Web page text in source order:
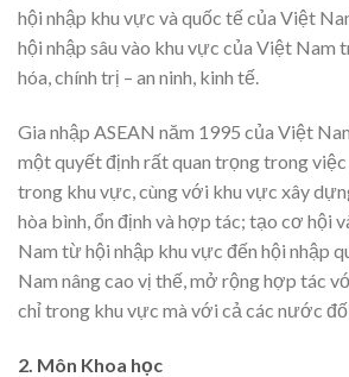
hội nhập khu vực và quốc tế của Việt
hội nhập sâu vào khu vực của Việt Nam
hóa, chính trị – an ninh, kinh tế.
Gia nhập ASEAN năm 1995 của Việt
một quyết định rất quan trọng trong
trong khu vực, cùng với khu vực xây
hòa bình, ổn định và hợp tác; tạo cơ hội
Nam từ hội nhập khu vực đến hội nhập
Nam nâng cao vị thế, mở rộng hợp tác
chỉ trong khu vực mà với cả các nước
2. Môn Khoa học